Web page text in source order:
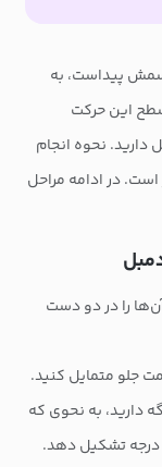
پیداست، به
این حرکت
دارید. نحوه انجام
در ادامه مراحل
را در دو دست
جلو متمایل کنید.
دارید، به نحوی که